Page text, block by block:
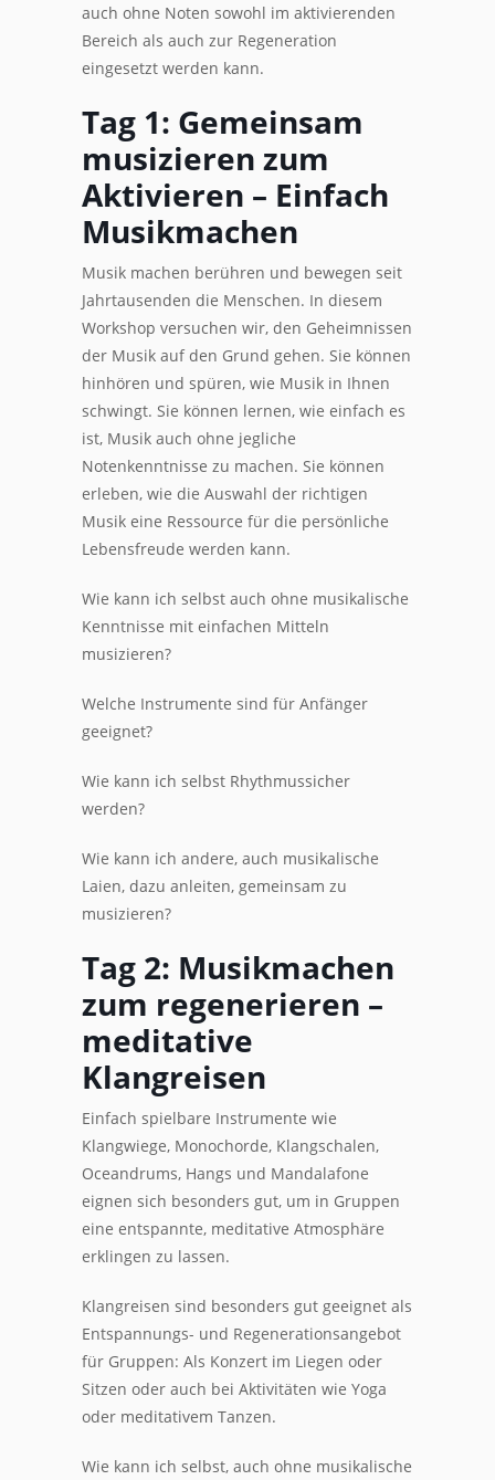
auch ohne Noten sowohl im aktivierenden
Bereich als auch zur Regeneration
eingesetzt werden kann.
Tag 1: Gemeinsam
musizieren zum
Aktivieren – Einfach
Musikmachen
Musik machen berühren und bewegen seit
Jahrtausenden die Menschen. In diesem
Workshop versuchen wir, den Geheimnissen
der Musik auf den Grund gehen. Sie können
hinhören und spüren, wie Musik in Ihnen
schwingt. Sie können lernen, wie einfach es
ist, Musik auch ohne jegliche
Notenkenntnisse zu machen. Sie können
erleben, wie die Auswahl der richtigen
Musik eine Ressource für die persönliche
Lebensfreude werden kann.
Wie kann ich selbst auch ohne musikalische
Kenntnisse mit einfachen Mitteln
musizieren?
Welche Instrumente sind für Anfänger
geeignet?
Wie kann ich selbst Rhythmussicher
werden?
Wie kann ich andere, auch musikalische
Laien, dazu anleiten, gemeinsam zu
musizieren?
Tag 2: Musikmachen
zum regenerieren –
meditative
Klangreisen
Einfach spielbare Instrumente wie
Klangwiege, Monochorde, Klangschalen,
Oceandrums, Hangs und Mandalafone
eignen sich besonders gut, um in Gruppen
eine entspannte, meditative Atmosphäre
erklingen zu lassen.
Klangreisen sind besonders gut geeignet als
Entspannungs- und Regenerationsangebot
für Gruppen: Als Konzert im Liegen oder
Sitzen oder auch bei Aktivitäten wie Yoga
oder meditativem Tanzen.
Wie kann ich selbst, auch ohne musikalische